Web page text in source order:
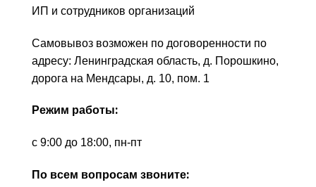
ИП и сотрудников организаций
Самовывоз возможен по договоренности по
адресу: Ленинградская область, д. Порошкино,
дорога на Мендсары, д. 10, пом. 1
Режим работы:
с 9:00 до 18:00, пн-пт
По всем вопросам звоните: